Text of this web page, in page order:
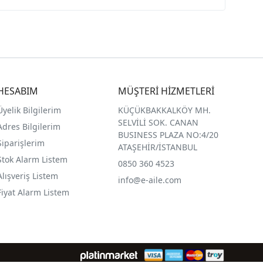
Bilgilerim
Bilgilerim
Alarm Listem
Listem
Alarm Listem
MÜŞTERİ HİZMETLERİ
KÜÇÜKBAKKALKÖY MH.
SELVİLİ SOK. CANAN
BUSINESS PLAZA NO:4/20
ATAŞEHİR/İSTANBUL
0850 360 4523
info@e-aile.com